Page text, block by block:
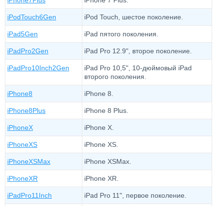
iPodTouch6Gen iPod Touch, шестое поколение.
iPad5Gen iPad пятого поколения.
iPadPro2Gen iPad Pro 12.9", второе поколение.
iPadPro10Inch2Gen
iPad Pro 10,5", 10-дюймовый iPad
второго поколения.
iPhone8 iPhone 8.
iPhone8Plus iPhone 8 Plus.
iPhoneX iPhone X.
iPhoneXS iPhone XS.
iPhoneXSMax iPhone XSMax.
iPhoneXR iPhone XR.
iPadPro11Inch iPad Pro 11", первое поколение.